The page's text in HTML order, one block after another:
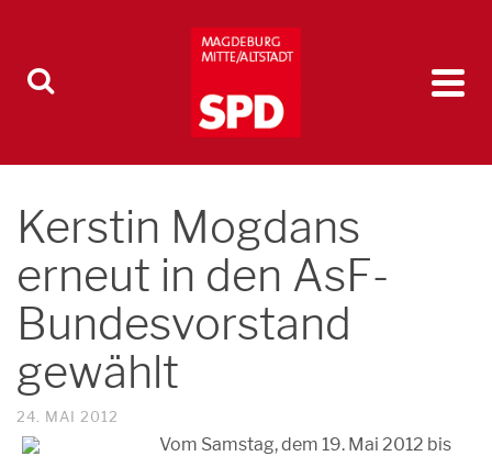
Kerstin Mogdans
erneut in den AsF-
Bundesvorstand
gewählt
24. MAI 2012
Vom Samstag, dem 19. Mai 2012 bis